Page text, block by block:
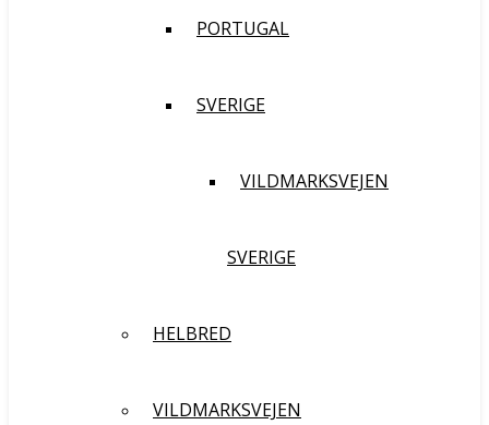
PORTUGAL
SVERIGE
VILDMARKSVEJEN
SVERIGE
HELBRED
VILDMARKSVEJEN